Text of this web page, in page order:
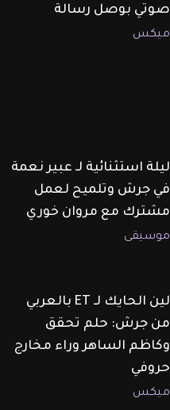
صوتي بوصل رسالة
ميكس
ليلة استثنائية لـ عبير نعمة
في جرش وتلميح لعمل
مشترك مع مروان خوري
موسيقى
لين الحايك لـ ET بالعربي
من جرش: حلم تحقق
وكاظم الساهر وراء مخارج
حروفي
ميكس